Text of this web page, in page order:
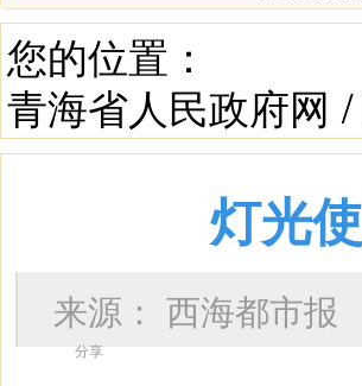
您的位置：
青海省人民政府网 /
灯光
来源： 西海都市报
分享